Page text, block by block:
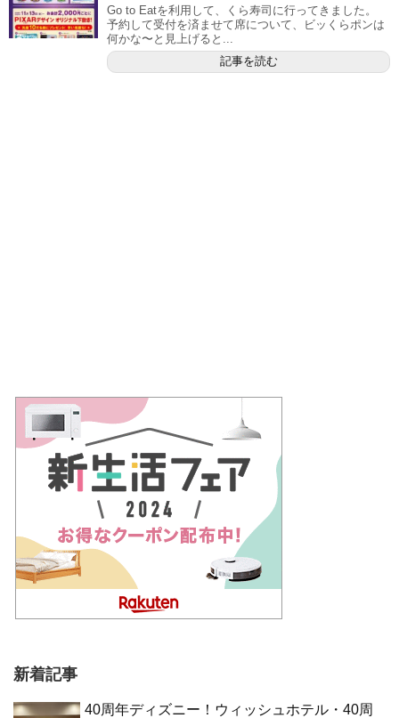
Go to Eatを利用して、くら寿司に行ってきました。
予約して受付を済ませて席について、ビッくらポンは
何かな〜と見上げると...
記事を読む
新着記事
40周年ディズニー！ウィッシュホテル・40周